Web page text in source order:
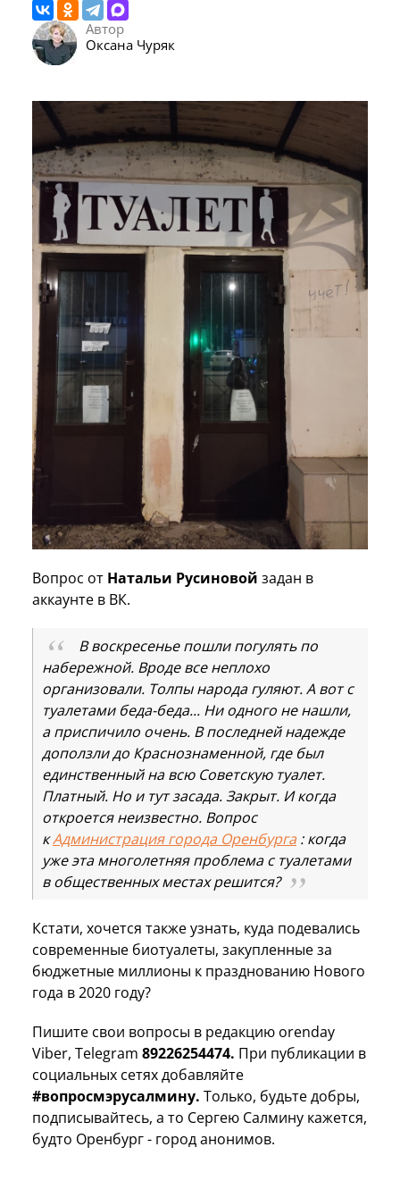
Автор
Оксана Чуряк
Вопрос от Натальи Русиновой задан в
аккаунте в ВК.
В воскресенье пошли погулять по
набережной. Вроде все неплохо
организовали. Толпы народа гуляют. А вот с
туалетами беда-беда... Ни одного не нашли,
а приспичило очень. В последней надежде
доползли до Краснознаменной, где был
единственный на всю Советскую туалет.
Платный. Но и тут засада. Закрыт. И когда
откроется неизвестно. Вопрос
кАдминистрация города Оренбурга : когда
уже эта многолетняя проблема с туалетами
в общественных местах решится?
Кстати, хочется также узнать, куда подевались
современные биотуалеты, закупленные за
бюджетные миллионы к празднованию Нового
года в 2020 году?
Пишите свои вопросы в редакцию orenday
Viber, Telegram 89226254474. При публикации в
социальных сетях добавляйте
#вопросмэрусалмину. Только, будьте добры,
подписывайтесь, а то Сергею Салмину кажется,
будто Оренбург - город анонимов.